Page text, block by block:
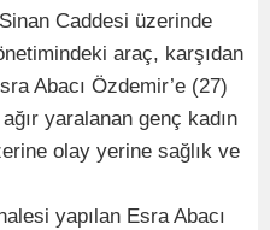
Caddesi üzerinde
araç, karşıdan
Abacı Özdemir’e (27)
yaralanan genç kadın
olay yerine sağlık ve
yapılan Esra Abacı